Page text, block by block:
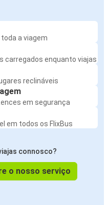
a viagem
carregados enquanto viajas
reclináveis
em segurança
em todos os FlixBus
connosco?
o nosso serviço